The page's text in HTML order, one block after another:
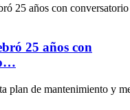
25 años con